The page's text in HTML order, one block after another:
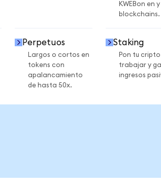
KWEBon en
blockchains.
Perpetuos
Largos o cortos en
tokens con
apalancamiento
de hasta 50x.
Staking
Pon tu
trabajar y
ingresos